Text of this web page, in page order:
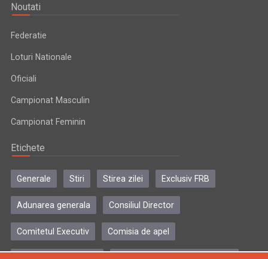
Noutati
Federatie
Loturi Nationale
Oficiali
Campionat Masculin
Campionat Feminin
Etichete
Generale Stiri Stirea zilei Exclusiv FRB
Adunarea generala Consiliul Director
Comitetul Executiv Comisia de apel